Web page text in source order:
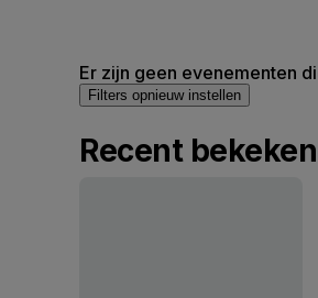
Er zijn geen evenementen
Filters opnieuw instellen
Recent bekeken